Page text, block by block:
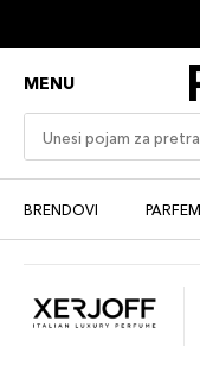
MENU
BRENDOVI